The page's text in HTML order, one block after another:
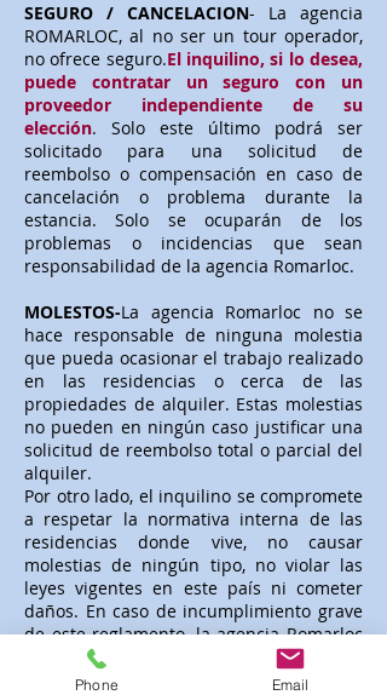
SEGURO / CANCELACION- La agencia
ROMARLOC, al no ser un tour operador,
no ofrece seguro.El inquilino, si lo desea,
puede contratar un seguro con un
proveedor independiente de su
elección. Solo este último podrá ser
solicitado para una solicitud de
reembolso o compensación en caso de
cancelación o problema durante la
estancia. Solo se ocuparán de los
problemas o incidencias que sean
responsabilidad de la agencia Romarloc.
MOLESTOS-La agencia Romarloc no se
hace responsable de ninguna molestia
que pueda ocasionar el trabajo realizado
en las residencias o cerca de las
propiedades de alquiler. Estas molestias
no pueden en ningún caso justificar una
solicitud de reembolso total o parcial del
alquiler.
Por otro lado, el inquilino se compromete
a respetar la normativa interna de las
residencias donde vive, no causar
molestias de ningún tipo, no violar las
leyes vigentes en este país ni cometer
daños. En caso de incumplimiento grave
de este reglamento, la agencia Romarloc
se reserva el derecho a rescindir el
contrato de alquiler sin reclamar
Phone Email